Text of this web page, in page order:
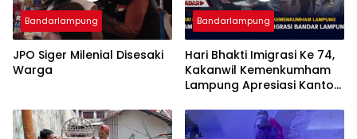
Bandarlampung
JPO Siger Milenial Disesaki
Warga
Bandarlampung
Hari Bhakti Imigrasi Ke 74,
Kakanwil Kemenkumham
Lampung Apresiasi Kantor